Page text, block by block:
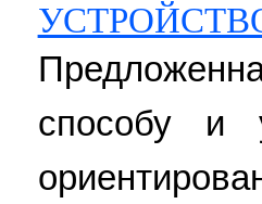
способу и